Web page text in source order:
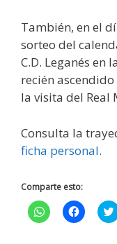
También, en el
sorteo del
C.D. Leganés en
recién
la visita del Real
Consulta la
ficha personal.
Comparte esto:
H
a
H
a